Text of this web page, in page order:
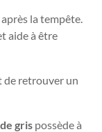
la tempête.
aide à être
de retrouver un
gris possède à